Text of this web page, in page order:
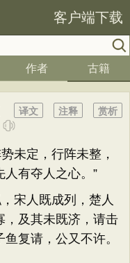
客户端下载
作者 古籍
赏析
注释
译文
定，行阵未整，
人有夺人之心。”
宋人既成列，楚人
，及其未既济，请击
复请，公又不许。